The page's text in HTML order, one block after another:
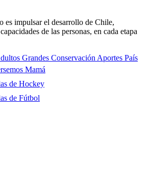
es impulsar el desarrollo de Chile,
de las personas, en cada etapa
Grandes Conservación Aportes País
Mamá
de Hockey
de Fútbol